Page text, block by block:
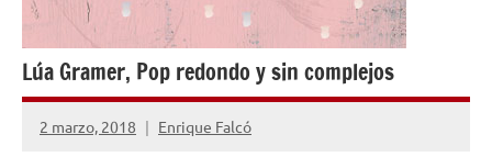
Lúa Gramer, Pop redondo y sin complejos
2 marzo, 2018 Enrique Falcó
No